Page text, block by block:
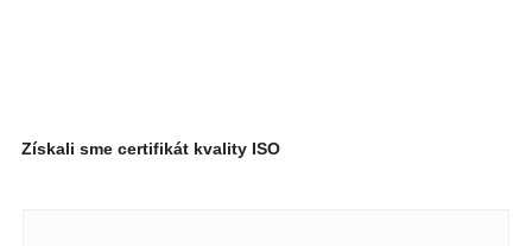
Získali sme certifikát kvality ISO